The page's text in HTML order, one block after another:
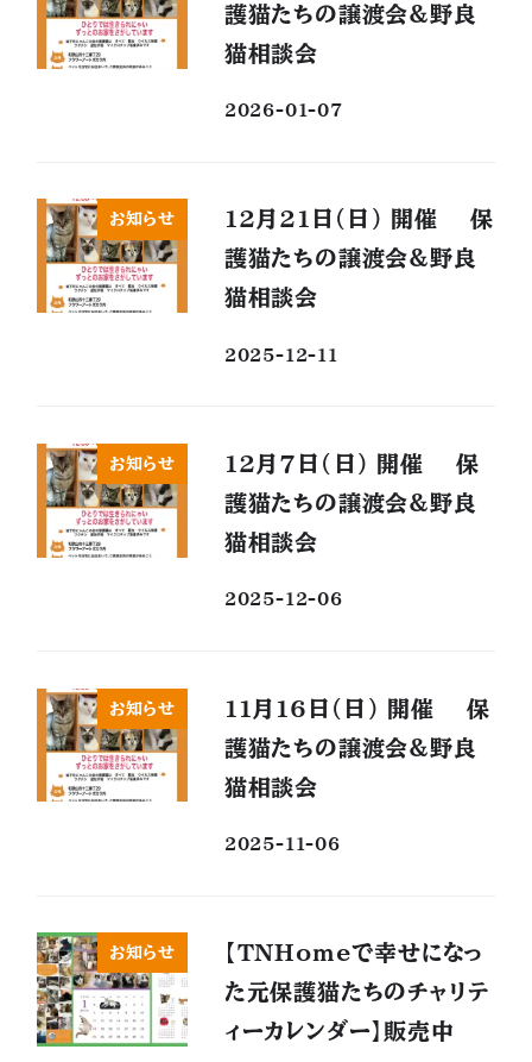
護猫たちの譲渡会&野良
猫相談会
2026-01-07
お知らせ
12月21日(日) 開催 保
護猫たちの譲渡会&野良
猫相談会
2025-12-11
お知らせ
12月7日(日) 開催 保
護猫たちの譲渡会&野良
猫相談会
2025-12-06
お知らせ
11月16日(日) 開催 保
護猫たちの譲渡会&野良
猫相談会
2025-11-06
お知らせ
【TNHomeで幸せになっ
た元保護猫たちのチャリテ
ィーカレンダー】販売中